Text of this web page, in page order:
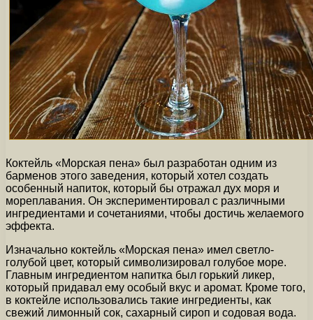
Коктейль «Морская пена» был разработан одним из
барменов этого заведения, который хотел создать
особенный напиток, который бы отражал дух моря и
мореплавания. Он экспериментировал с различными
ингредиентами и сочетаниями, чтобы достичь желаемого
эффекта.
Изначально коктейль «Морская пена» имел светло-
голубой цвет, который символизировал голубое море.
Главным ингредиентом напитка был горький ликер,
который придавал ему особый вкус и аромат. Кроме того,
в коктейле использовались такие ингредиенты, как
свежий лимонный сок, сахарный сироп и содовая вода.